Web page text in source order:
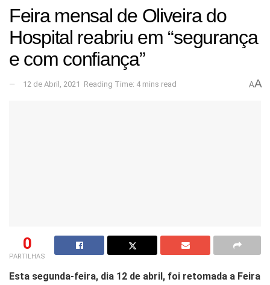
Feira mensal de Oliveira do
Hospital reabriu em “segurança
e com confiança”
12 de Abril, 2021 Reading Time: 4 mins read AA
0
PARTILHAS
Esta segunda-feira, dia 12 de abril, foi retomada a Feira